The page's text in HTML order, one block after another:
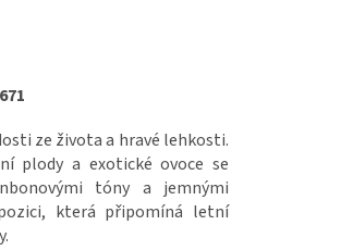
ze života a hravé lehkosti.
plody a exotické ovoce se
tóny a jemnými
která připomíná letní